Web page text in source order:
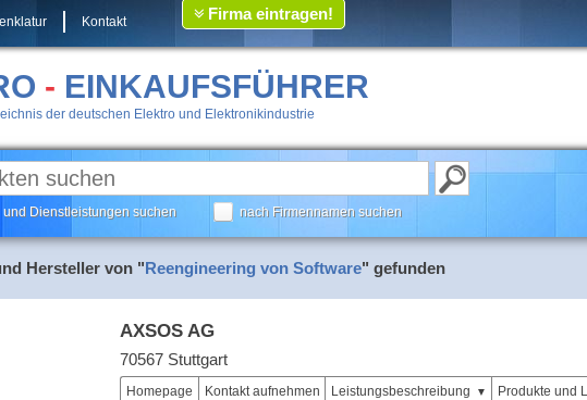
Kontakt Firma eintragen!
- EINKAUFSFÜHRER
der deutschen Elektro und Elektronikindustrie
Dienstleistungen suchen nach Firmennamen suchen
Hersteller von "Reengineering von Software" gefunden
AXSOS AG
70567 Stuttgart
Homepage Kontakt aufnehmen Leistungsbeschreibung Produkte und